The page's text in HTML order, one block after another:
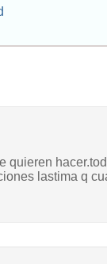
quieren
lastima q